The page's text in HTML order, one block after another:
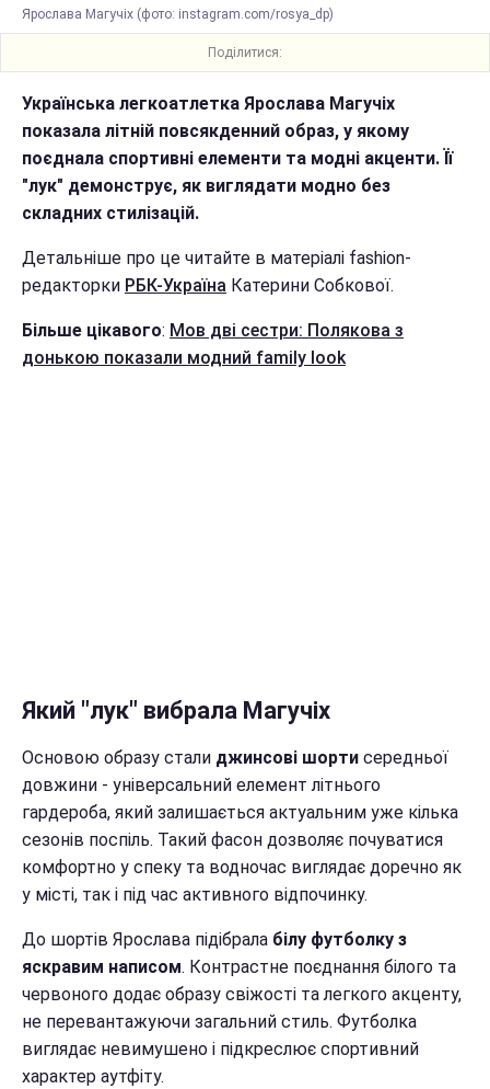
Ярослава Магучіх (фото: instagram.com/rosya_dp)
Поділитися:
Українська легкоатлетка Ярослава Магучіх
показала літній повсякденний образ, у якому
поєднала спортивні елементи та модні акценти. Її
"лук" демонструє, як виглядати модно без
складних стилізацій.
Детальніше про це читайте в матеріалі fashion-
редакторки РБК-Україна Катерини Собкової.
Більше цікавого: Мов дві сестри: Полякова з
донькою показали модний family look
Який "лук" вибрала Магучіх
Основою образу стали джинсові шорти середньої
довжини - універсальний елемент літнього
гардероба, який залишається актуальним уже кілька
сезонів поспіль. Такий фасон дозволяє почуватися
комфортно у спеку та водночас виглядає доречно як
у місті, так і під час активного відпочинку.
До шортів Ярослава підібрала білу футболку з
яскравим написом. Контрастне поєднання білого та
червоного додає образу свіжості та легкого акценту,
не перевантажуючи загальний стиль. Футболка
виглядає невимушено і підкреслює спортивний
характер аутфіту.